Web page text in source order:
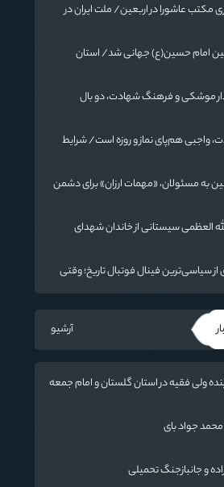
مکتب عاشورا در اربعین/ ملت ایران در
امام حسین(ع) جهانی شد/ استان
موشکی و فرهنگ شهادت، دو بال
واجبی هم‌پای نماز و روزه است/ شرایط
به مسئولان، «مهمات ارزان» برای دشمن
نمایندگان حضرت آیت‌الله العظمی سیستانی از خاندان شهدای
از سیاسی‌ترین فینال فوتبال تاریخ؛ وقتی
آرشیو
ولی فقیه در استان گلستان و امام جمعه
محمد جواد بای
و جانبازجنگ تحمیلی